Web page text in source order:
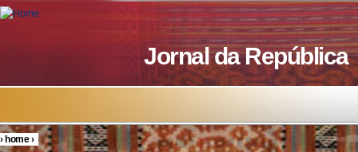
Skip to main content
Jornal da República
You are here
›home›